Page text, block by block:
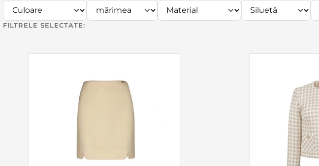
FILTRELE SELECTATE: